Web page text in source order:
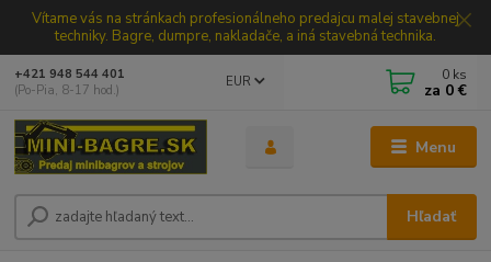
Vítame vás na stránkach profesionálneho predajcu malej stavebnej
techniky. Bagre, dumpre, nakladače, a iná stavebná technika.
Menu
EUR
Hľadať
+421 948 544 401
(Po-Pia, 8-17 hod.)
0 ks
za 0 €